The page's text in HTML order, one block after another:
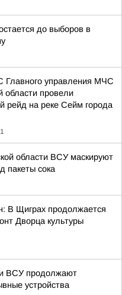
до выборов в
Главного управления МЧС
области провели
рейд на реке Сейм города
области ВСУ маскируют
пакеты сока
В Щиграх продолжается
Дворца культуры
ВСУ продолжают
устройства